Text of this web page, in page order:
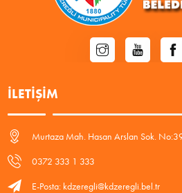
İLETIŞIM
Murtaza Mah. Hasan Arslan Sok.
0372 333 1 333
E-Posta: kdzeregli@kdzeregli.bel.tr